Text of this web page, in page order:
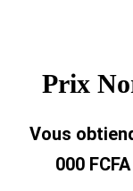
Prix
Vous
000